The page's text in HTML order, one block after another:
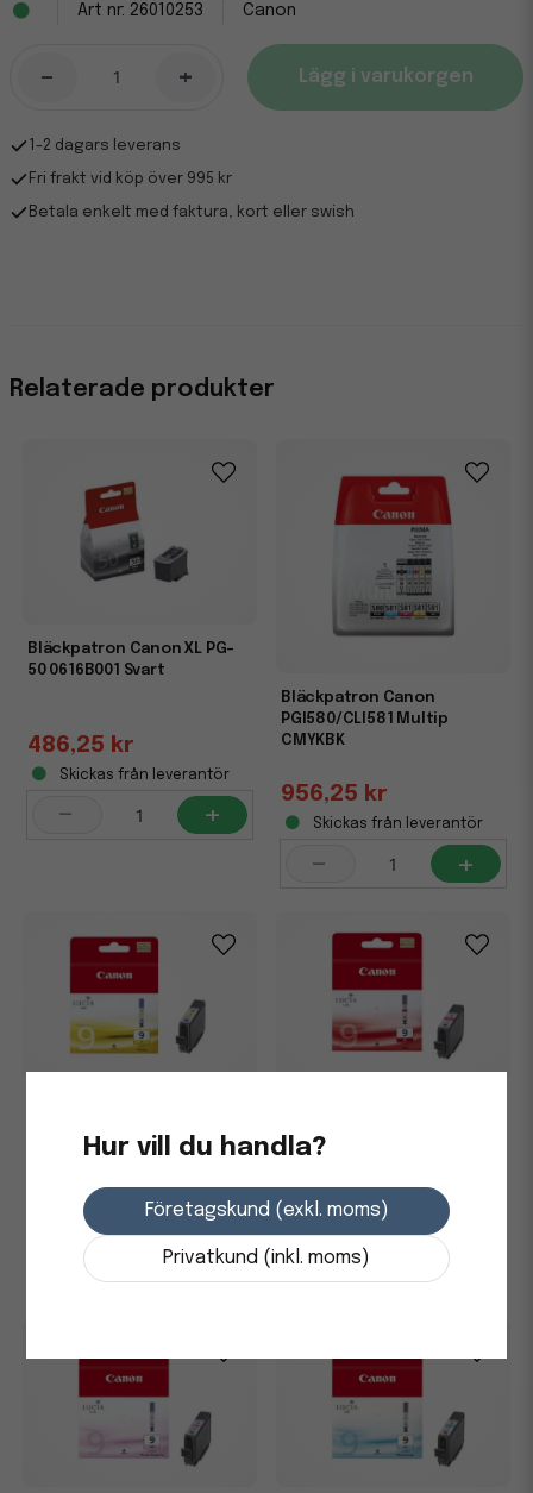
26010253 Canon
- + Lägg i varukorgen
1-2 dagars leverans
Fri frakt vid köp över 995 kr
Betala enkelt med faktura, kort eller swish
Relaterade produkter
Bläckpatron Canon XL PG-
50 0616B001 Svart
486,25 kr
Skickas från leverantör
- +
Bläckpatron Canon
PGI580/CLI581 Multip
CMYKBK
956,25 kr
Skickas från leverantör
- +
243,75 kr
Skickas från leverantör
+
243,75 kr
Skickas från leverantör
-
Hur vill du handla?
Företagskund (exkl. moms)
Privatkund (inkl. moms)